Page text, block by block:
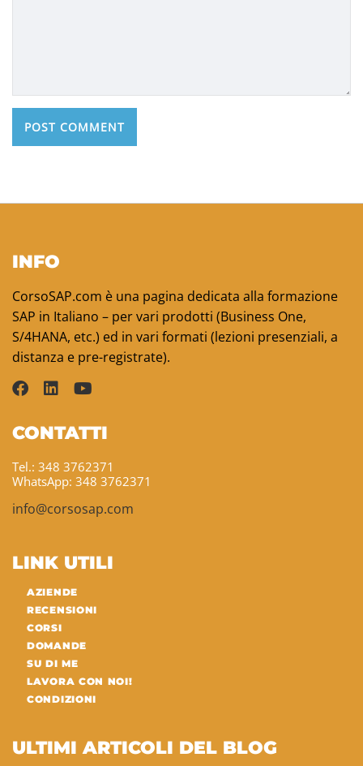
INFO
CorsoSAP.com è una pagina dedicata alla formazione
SAP in Italiano – per vari prodotti (Business One,
S/4HANA, etc.) ed in vari formati (lezioni presenziali, a
distanza e pre-registrate).
CONTATTI
Tel.: 348 3762371
WhatsApp: 348 3762371
info@corsosap.com
LINK UTILI
AZIENDE
RECENSIONI
CORSI
DOMANDE
SU DI ME
LAVORA CON NOI!
CONDIZIONI
ULTIMI ARTICOLI DEL BLOG